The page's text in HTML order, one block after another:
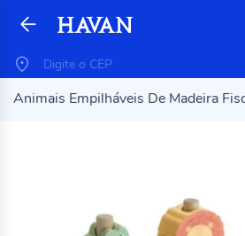
Animais Empilháveis De Madeira